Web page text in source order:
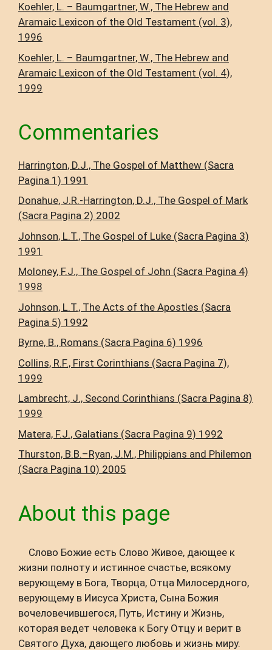
Koehler, L. – Baumgartner, W., The Hebrew and
Aramaic Lexicon of the Old Testament (vol. 3),
1996
Koehler, L. – Baumgartner, W., The Hebrew and
Aramaic Lexicon of the Old Testament (vol. 4),
1999
Commentaries
Harrington, D.J., The Gospel of Matthew (Sacra
Pagina 1) 1991
Donahue, J.R.-Harrington, D.J., The Gospel of Mark
(Sacra Pagina 2) 2002
Johnson, L.T., The Gospel of Luke (Sacra Pagina 3)
1991
Moloney, F.J., The Gospel of John (Sacra Pagina 4)
1998
Johnson, L.T., The Acts of the Apostles (Sacra
Pagina 5) 1992
Byrne, B., Romans (Sacra Pagina 6) 1996
Collins, R.F., First Corinthians (Sacra Pagina 7),
1999
Lambrecht, J., Second Corinthians (Sacra Pagina 8)
1999
Matera, F.J., Galatians (Sacra Pagina 9) 1992
Thurston, B.B.–Ryan, J.M., Philippians and Philemon
(Sacra Pagina 10) 2005
About this page
Слово Божие есть Слово Живое, дающее к
жизни полноту и истинное счастье, всякому
верующему в Бога, Творца, Отца Милосердного,
верующему в Иисуса Христа, Сына Божия
вочеловечившегося, Путь, Истину и Жизнь,
которая ведет человека к Богу Отцу и верит в
Святого Духа, дающего любовь и жизнь миру.